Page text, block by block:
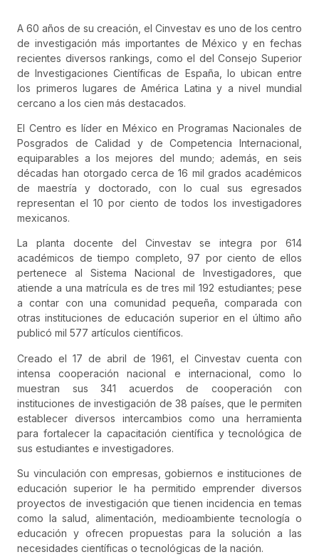
A 60 años de su creación, el Cinvestav es uno de los centro
de investigación más importantes de México y en fechas
recientes diversos rankings, como el del Consejo Superior
de Investigaciones Científicas de España, lo ubican entre
los primeros lugares de América Latina y a nivel mundial
cercano a los cien más destacados.
El Centro es líder en México en Programas Nacionales de
Posgrados de Calidad y de Competencia Internacional,
equiparables a los mejores del mundo; además, en seis
décadas han otorgado cerca de 16 mil grados académicos
de maestría y doctorado, con lo cual sus egresados
representan el 10 por ciento de todos los investigadores
mexicanos.
La planta docente del Cinvestav se integra por 614
académicos de tiempo completo, 97 por ciento de ellos
pertenece al Sistema Nacional de Investigadores, que
atiende a una matrícula es de tres mil 192 estudiantes; pese
a contar con una comunidad pequeña, comparada con
otras instituciones de educación superior en el último año
publicó mil 577 artículos científicos.
Creado el 17 de abril de 1961, el Cinvestav cuenta con
intensa cooperación nacional e internacional, como lo
muestran sus 341 acuerdos de cooperación con
instituciones de investigación de 38 países, que le permiten
establecer diversos intercambios como una herramienta
para fortalecer la capacitación científica y tecnológica de
sus estudiantes e investigadores.
Su vinculación con empresas, gobiernos e instituciones de
educación superior le ha permitido emprender diversos
proyectos de investigación que tienen incidencia en temas
como la salud, alimentación, medioambiente tecnología o
educación y ofrecen propuestas para la solución a las
necesidades científicas o tecnológicas de la nación.